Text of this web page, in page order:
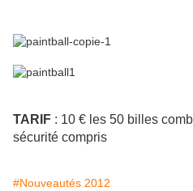
TARIF : 10 € les 50 billes
sécurité compris
#Nouveautés 2012